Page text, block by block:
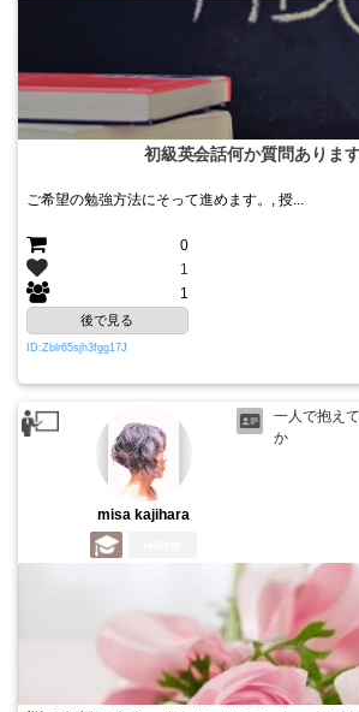
初級英会話何か質問ありま
ご希望の勉強方法にそって進めます。, 授...
0
1
1
後で見る
ID:Zblr65sjh3fgg17J
misa kajihara
一人で抱え
か